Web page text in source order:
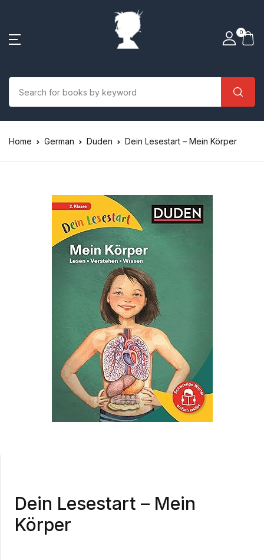
0
Home German Duden Dein Lesestart – Mein Körper
Dein Lesestart – Mein
Körper